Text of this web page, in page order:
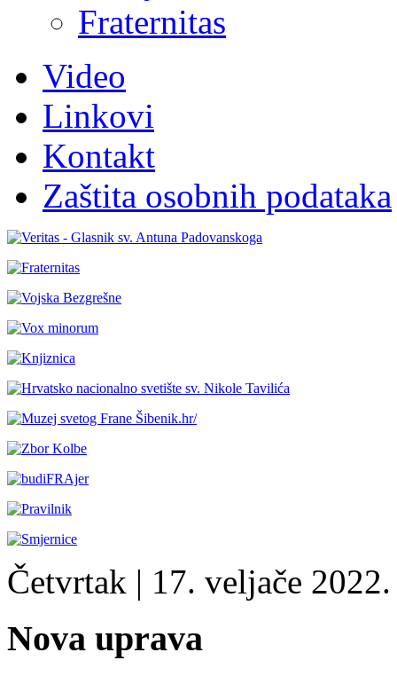
Fraternitas
Video
Linkovi
Kontakt
Zaštita osobnih podataka
Četvrtak | 17. veljače
Nova uprava